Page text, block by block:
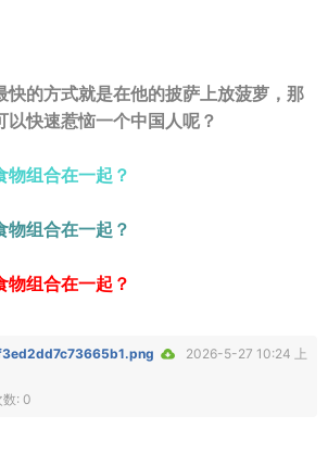
快的方式就是在他的披萨上放菠萝，那
以快速惹恼一个中国人呢？
物组合在一起？
物组合在一起？
物组合在一起？
2026-5-27 10:24 上
数: 0